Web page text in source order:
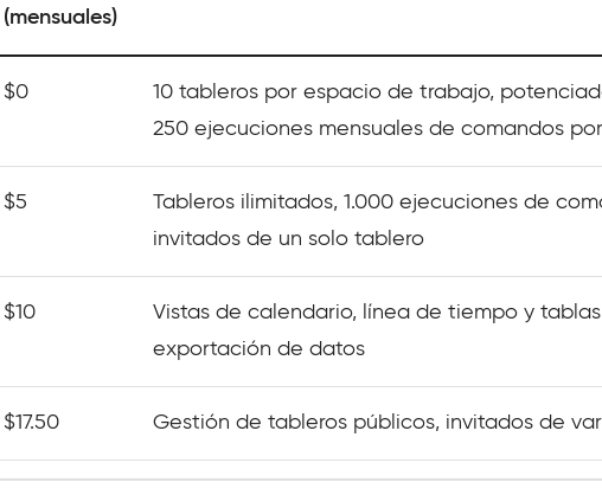
(mensuales)
$0
10 tableros por espacio de trabajo,
250 ejecuciones mensuales de comandos
$5
Tableros ilimitados, 1.000 ejecuciones de
invitados de un solo tablero
$10
Vistas de calendario, línea de tiempo y
exportación de datos
$17.50 Gestión de tableros públicos, invitados de